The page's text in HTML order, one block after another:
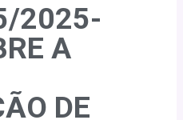
2025-
A
DE